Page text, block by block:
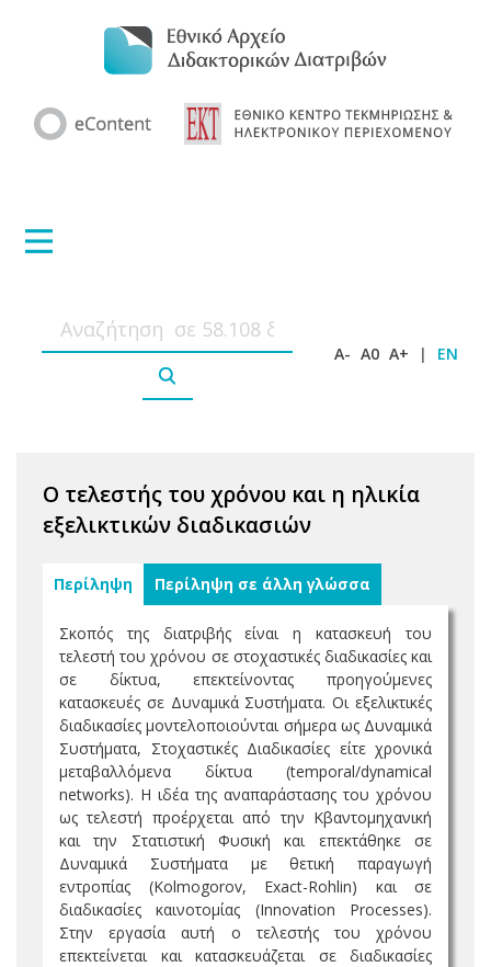
A- A0 A+ | EN
Ο τελεστής του χρόνου και η ηλικία
εξελικτικών διαδικασιών
Περίληψη Περίληψη σε άλλη γλώσσα
Σκοπός της διατριβής είναι η κατασκευή του
τελεστή του χρόνου σε στοχαστικές διαδικασίες και
σε δίκτυα, επεκτείνοντας προηγούμενες
κατασκευές σε Δυναμικά Συστήματα. Οι εξελικτικές
διαδικασίες μοντελοποιούνται σήμερα ως Δυναμικά
Συστήματα, Στοχαστικές Διαδικασίες είτε χρονικά
μεταβαλλόμενα δίκτυα (temporal/dynamical
networks). Η ιδέα της αναπαράστασης του χρόνου
ως τελεστή προέρχεται από την Κβαντομηχανική
και την Στατιστική Φυσική και επεκτάθηκε σε
Δυναμικά Συστήματα με θετική παραγωγή
εντροπίας (Kolmogorov, Exact-Rohlin) και σε
διαδικασίες καινοτομίας (Innovation Processes).
Στην εργασία αυτή ο τελεστής του χρόνου
επεκτείνεται και κατασκευάζεται σε διαδικασίες